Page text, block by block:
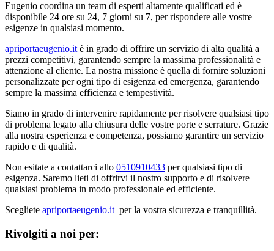
Eugenio coordina un team di esperti altamente qualificati ed è
disponibile 24 ore su 24, 7 giorni su 7, per rispondere alle vostre
esigenze in qualsiasi momento.
apriportaeugenio.itè in grado di offrire un servizio di alta qualità a
prezzi competitivi, garantendo sempre la massima professionalità e
attenzione al cliente. La nostra missione è quella di fornire soluzioni
personalizzate per ogni tipo di esigenza ed emergenza, garantendo
sempre la massima efficienza e tempestività.
Siamo in grado di intervenire rapidamente per risolvere qualsiasi tipo
di problema legato alla chiusura delle vostre porte e serrature. Grazie
alla nostra esperienza e competenza, possiamo garantire un servizio
rapido e di qualità.
Non esitate a contattarci allo 0510910433 per qualsiasi tipo di
esigenza. Saremo lieti di offrirvi il nostro supporto e di risolvere
qualsiasi problema in modo professionale ed efficiente.
Scegliete apriportaeugenio.itper la vostra sicurezza e tranquillità.
Rivolgiti a noi per: